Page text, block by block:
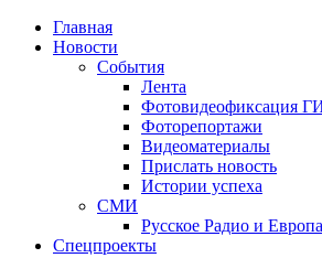
Главная
Новости
События
Лента
Фотовидеофиксация
Фоторепортажи
Видеоматериалы
Прислать новость
Истории успеха
СМИ
Русское Радио и
Спецпроекты